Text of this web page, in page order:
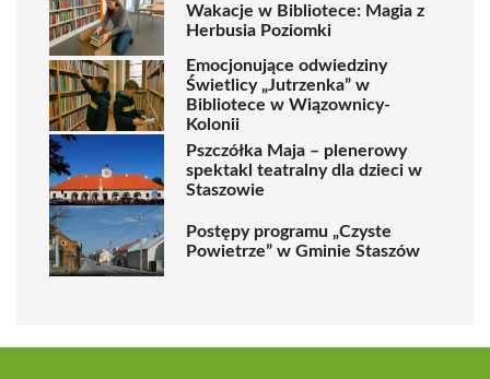
Wakacje w Bibliotece: Magia z
Herbusia Poziomki
Emocjonujące odwiedziny
Świetlicy „Jutrzenka” w
Bibliotece w Wiązownicy-
Kolonii
Pszczółka Maja – plenerowy
spektakl teatralny dla dzieci w
Staszowie
Postępy programu „Czyste
Powietrze” w Gminie Staszów